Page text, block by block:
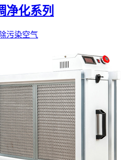
净化系列
污染空气